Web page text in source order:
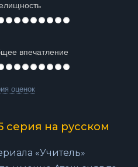
впечатление
оценок
серия на русском
«Учитель»